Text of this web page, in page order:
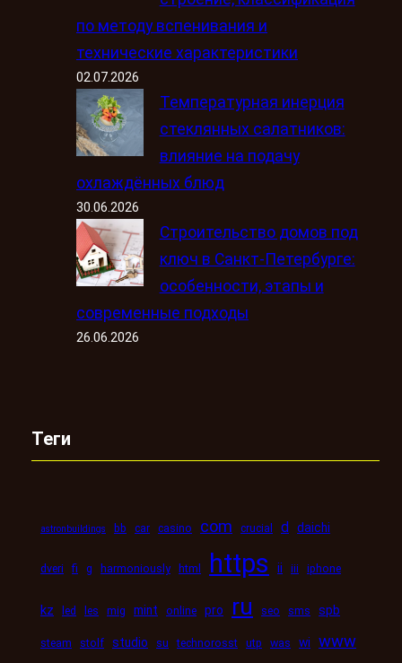
по методу вспенивания и
технические характеристики
02.07.2026
Температурная инерция
стеклянных салатников:
влияние на подачу
охлаждённых блюд
30.06.2026
Строительство домов под
ключ в Санкт-Петербурге:
особенности, этапы и
современные подходы
26.06.2026
Теги
astronbuildings bb car casino com crucial d daichi
dveri fi g harmoniously html https ii iii iphone
kz led les mig mint online pro ru seo sms spb
steam stolf studio su technorosst utp was wi www